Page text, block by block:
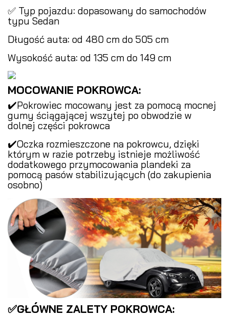
✅ Typ pojazdu: dopasowany do samochodów
typu Sedan
Długość auta: od 480 cm do 505 cm
Wysokość auta: od 135 cm do 149 cm
MOCOWANIE POKROWCA:
✔️Pokrowiec mocowany jest za pomocą mocnej
gumy ściągającej wszytej po obwodzie w
dolnej części pokrowca
✔️Oczka rozmieszczone na pokrowcu, dzięki
którym w razie potrzeby istnieje możliwość
dodatkowego przymocowania plandeki za
pomocą pasów stabilizujących (do zakupienia
osobno)
✅GŁÓWNE ZALETY POKROWCA: